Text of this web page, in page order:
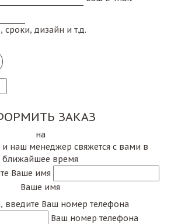
сроки, дизайн и т.д.
ЗАКАЗ
на
и наш менеджер свяжется с вами в
ближайшее время
Ваше имя
Ваше имя
введите Ваш номер телефона
Ваш номер телефона